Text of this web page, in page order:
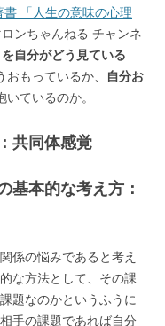
「人生の意味の心理
ンちゃんねる チャンネ
自分がどう見ている
おもっているか、
自分お
いているのか。
共同体感覚
基本的な考え方：
係の悩みであると考え
な方法として、その課
題なのかというふうに
手の課題であれば自分